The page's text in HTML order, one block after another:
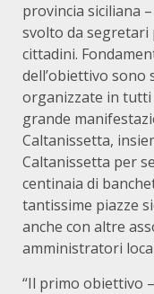
provincia siciliana
svolto da segretari
cittadini.
dell’obiettivo sono
organizzate in
grande
Caltanissetta,
Caltanissetta per
centinaia di
tantissime piazze
anche con altre
amministratori
“Il primo obiettivo